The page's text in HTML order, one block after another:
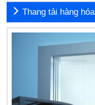
Thang tải hàng hóa